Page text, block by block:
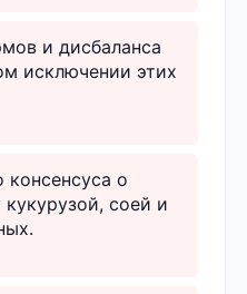
и дисбаланса
исключении этих
консенсуса о
соей и